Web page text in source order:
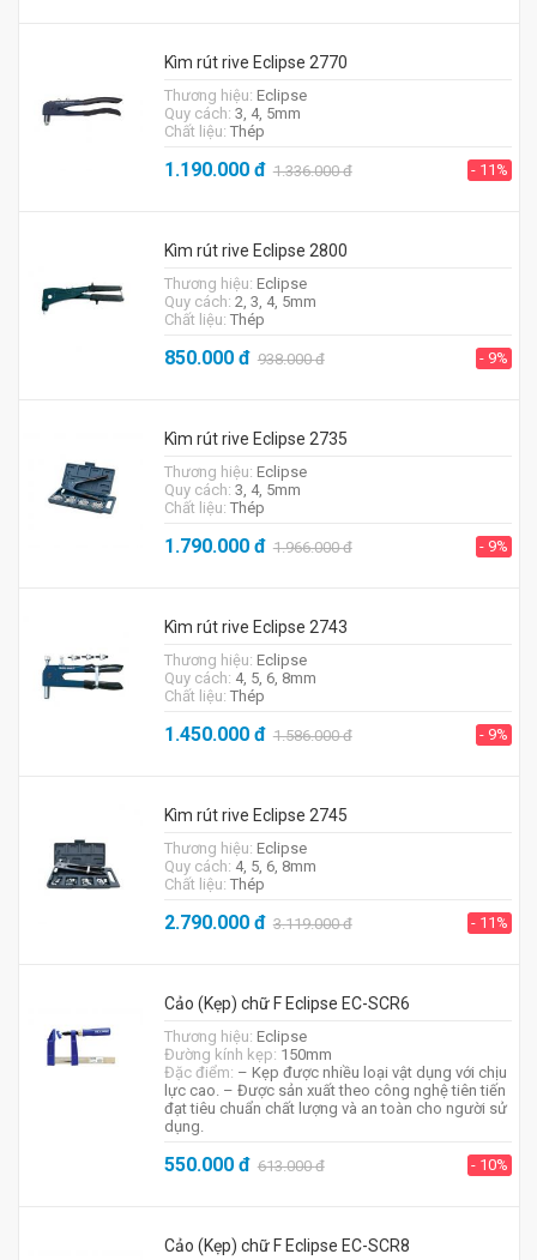
Kìm rút rive Eclipse 2770
Thương hiệu: Eclipse
Quy cách: 3, 4, 5mm
Chất liệu: Thép
1.190.000đ 1.336.000đ - 11%
Kìm rút rive Eclipse 2800
Thương hiệu: Eclipse
Quy cách: 2, 3, 4, 5mm
Chất liệu: Thép
850.000đ 938.000đ - 9%
Kìm rút rive Eclipse 2735
Thương hiệu: Eclipse
Quy cách: 3, 4, 5mm
Chất liệu: Thép
1.790.000đ 1.966.000đ - 9%
Kìm rút rive Eclipse 2743
Thương hiệu: Eclipse
Quy cách: 4, 5, 6, 8mm
Chất liệu: Thép
1.450.000đ 1.586.000đ - 9%
Kìm rút rive Eclipse 2745
Thương hiệu: Eclipse
Quy cách: 4, 5, 6, 8mm
Chất liệu: Thép
2.790.000đ 3.119.000đ - 11%
Cảo (Kẹp) chữ F Eclipse EC-SCR6
Thương hiệu: Eclipse
Đường kính kẹp: 150mm
Đặc điểm: – Kẹp được nhiều loại vật dụng với chịu
lực cao. – Được sản xuất theo công nghệ tiên tiến
đạt tiêu chuẩn chất lượng và an toàn cho người sử
dụng.
550.000đ 613.000đ - 10%
Cảo (Kẹp) chữ F Eclipse EC-SCR8